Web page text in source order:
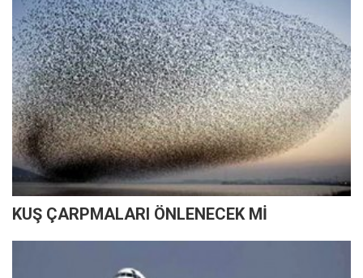
KUŞ ÇARPMALARI ÖNLENECEK Mİ